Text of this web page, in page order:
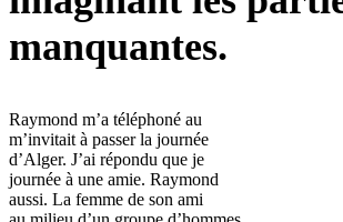
manquantes.
Raymond m’a téléphoné au
m’invitait à passer la journée
d’Alger. J’ai répondu que je
journée à une amie. Raymond
aussi. La femme de son ami